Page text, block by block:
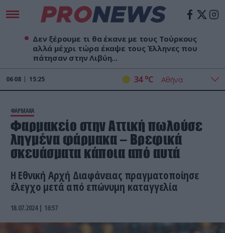
Δεν ξέρουμε τι θα έκανε με τους Τούρκους
αλλά μέχρι τώρα έκαψε τους Έλληνες που
πάτησαν στην Λιβύη...
06 08 15:25 34 oC
ΦΑΡΜΑΚΑ
Φαρμακείο στην Αττική πωλούσε
ληγμένα φάρμακα – Βρεφικά
σκευάσματα κάποια από αυτά
Η Εθνική Αρχή Διαφάνειας πραγματοποίησε
έλεγχο μετά από επώνυμη καταγγελία
18.07.2024 | 16:57